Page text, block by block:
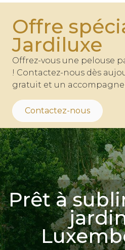
Offre
Jardiluxe
Offrez-vous une pelouse
! Contactez-nous dès
gratuit et un
Contactez-nous
Prêt à